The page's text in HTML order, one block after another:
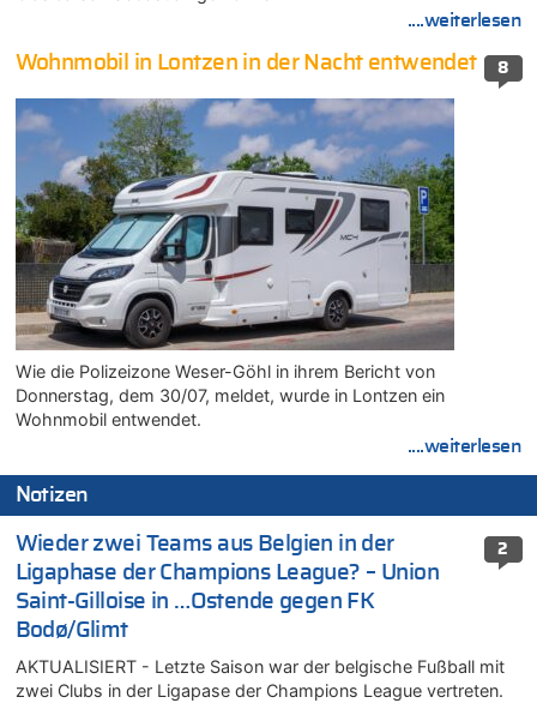
....weiterlesen
8
Wohnmobil in Lontzen in der Nacht entwendet
Wie die Polizeizone Weser-Göhl in ihrem Bericht von
Donnerstag, dem 30/07, meldet, wurde in Lontzen ein
Wohnmobil entwendet.
....weiterlesen
Notizen
2
Wieder zwei Teams aus Belgien in der
Ligaphase der Champions League? – Union
Saint-Gilloise in …Ostende gegen FK
Bodø/Glimt
AKTUALISIERT - Letzte Saison war der belgische Fußball mit
zwei Clubs in der Ligapase der Champions League vertreten.